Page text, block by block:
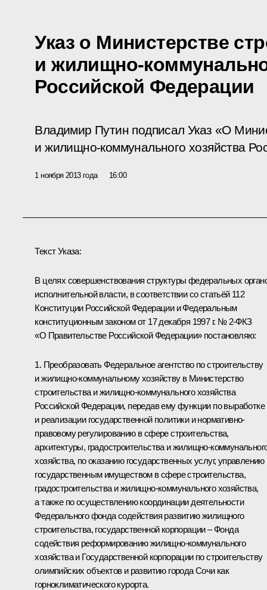
Указ о Министерстве
и жилищно-
Российской Федерации
Владимир Путин подписал Указ «О
и жилищно-коммунального хозяйства
1 ноября 2013 года 16:00
Текст Указа:
В целях совершенствования структуры федеральных
исполнительной власти, в соответствии со статьёй 112
Конституции Российской Федерации и Федеральным
конституционным законом от 17 декабря 1997 г. № 2-ФКЗ
«О Правительстве Российской Федерации» постановляю:
1. Преобразовать Федеральное агентство по строительству
и жилищно-коммунальному хозяйству в Министерство
строительства и жилищно-коммунального хозяйства
Российской Федерации, передав ему функции по выработке
и реализации государственной политики и нормативно-
правовому регулированию в сфере строительства,
архитектуры, градостроительства и жилищно-
хозяйства, по оказанию государственных услуг, управлению
государственным имуществом в сфере строительства,
градостроительства и жилищно-коммунального хозяйства,
а также по осуществлению координации деятельности
Федерального фонда содействия развитию жилищного
строительства, государственной корпорации – Фонда
содействия реформированию жилищно-коммунального
хозяйства и Государственной корпорации по строительству
олимпийских объектов и развитию города Сочи как
горноклиматического курорта.